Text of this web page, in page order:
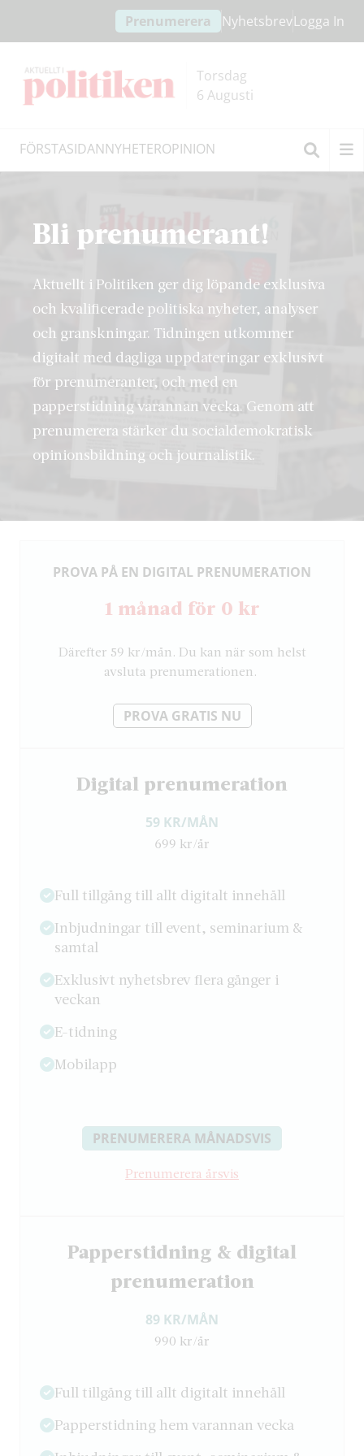
innehållet
headern
Prenumerera NyhetsbrevLogga In
Torsdag
6 Augusti
FÖRSTASIDANNYHETEROPINION
Bli prenumerant!
Aktuellt i Politiken ger dig löpande exklusiva
och kvalificerade politiska nyheter, analyser
och granskningar. Tidningen utkommer
digitalt med dagliga uppdateringar exklusivt
för prenumeranter, och med en
papperstidning varannan vecka. Genom att
prenumerera stärker du socialdemokratisk
opinionsbildning och journalistik.
PROVA PÅ EN DIGITAL PRENUMERATION
1 månad för 0 kr
Därefter 59 kr/mån. Du kan när som helst
avsluta prenumerationen.
PROVA GRATIS NU
Digital prenumeration
59 KR/MÅN
699 kr/år
Full tillgång till allt digitalt innehåll
Inbjudningar till event, seminarium &
samtal
Exklusivt nyhetsbrev flera gånger i
veckan
E-tidning
Mobilapp
PRENUMERERA MÅNADSVIS
Prenumerera årsvis
Papperstidning & digital
prenumeration
89 KR/MÅN
990 kr/år
Full tillgång till allt digitalt innehåll
Papperstidning hem varannan vecka